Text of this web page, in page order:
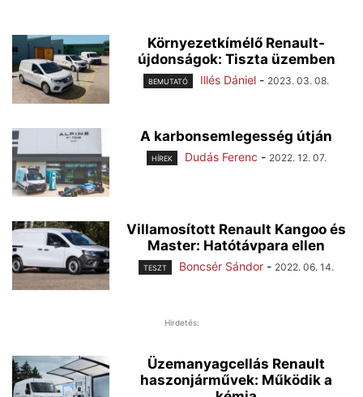
Környezetkímélő Renault-
újdonságok: Tiszta üzemben
BEMUTATÓ Illés Dániel - 2023. 03. 08.
A karbonsemlegesség útján
HÍREK Dudás Ferenc - 2022. 12. 07.
Villamosított Renault Kangoo és
Master: Hatótávpara ellen
TESZT Boncsér Sándor - 2022. 06. 14.
Hirdetés:
Üzemanyagcellás Renault
haszonjárművek: Működik a